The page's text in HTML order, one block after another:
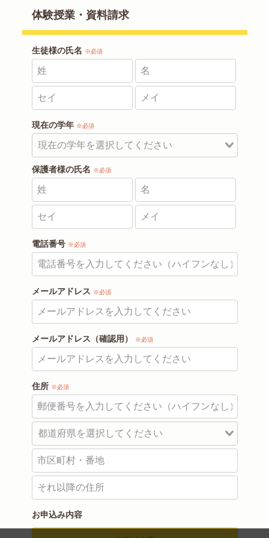
体験授業・資料請求
生徒様の氏名 ※必須
現在の学年 ※必須
保護者様の氏名 ※必須
電話番号 ※必須
メールアドレス ※必須
メールアドレス（確認用） ※必須
住所 ※必須
お申込み内容